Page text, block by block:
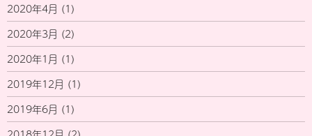
2020年4月 (1)
2020年3月 (2)
2020年1月 (1)
2019年12月 (1)
2019年6月 (1)